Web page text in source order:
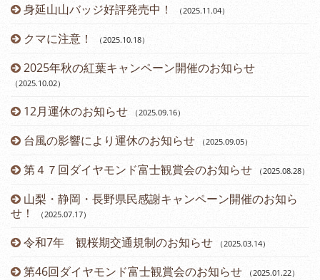
身延山山バッジ好評発売中！ （2025.11.04）
クマに注意！ （2025.10.18）
2025年秋の紅葉キャンペーン開催のお知らせ
（2025.10.02）
12月運休のお知らせ （2025.09.16）
台風の影響により運休のお知らせ （2025.09.05）
第４７回ダイヤモンド富士観賞会のお知らせ （2025.08.28）
山梨・静岡・長野県民感謝キャンペーン開催のお知ら
せ！
（2025.07.17）
令和7年 観桜期交通規制のお知らせ （2025.03.14）
第46回ダイヤモンド富士観賞会のお知らせ （2025.01.22）